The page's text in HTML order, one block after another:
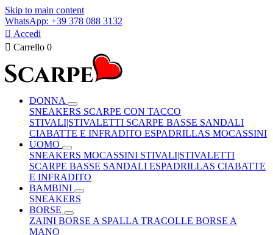
Skip to main content
WhatsApp: +39 378 088 3132
 Accedi
 Carrello 0
DONNA
SNEAKERS SCARPE CON TACCO
STIVALI|STIVALETTI SCARPE BASSE SANDALI
CIABATTE E INFRADITO ESPADRILLAS MOCASSINI
UOMO
SNEAKERS MOCASSINI STIVALI|STIVALETTI
SCARPE BASSE SANDALI ESPADRILLAS CIABATTE
E INFRADITO
BAMBINI
SNEAKERS
BORSE
ZAINI BORSE A SPALLA TRACOLLE BORSE A
MANO